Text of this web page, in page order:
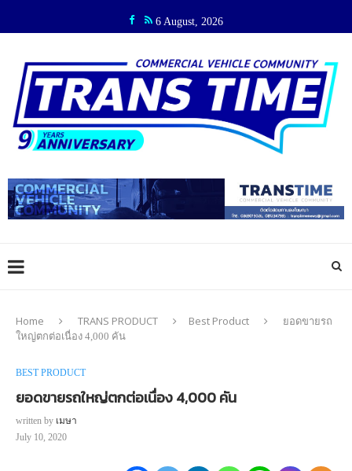
6 August, 2026
Home TRANS PRODUCT Best Product
ยอดขายรถ
ใหญ่ตกต่อเนื่อง 4,000 คัน
BEST PRODUCT
ยอดขายรถใหญ่ตกต่อเนื่อง 4,000 คัน
written by เมษา
July 10, 2020